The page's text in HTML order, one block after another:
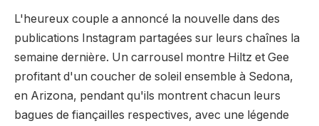
L'heureux couple a annoncé la nouvelle dans des
publications Instagram partagées sur leurs chaînes la
semaine dernière. Un carrousel montre Hiltz et Gee
profitant d'un coucher de soleil ensemble à Sedona,
en Arizona, pendant qu'ils montrent chacun leurs
bagues de fiançailles respectives, avec une légende